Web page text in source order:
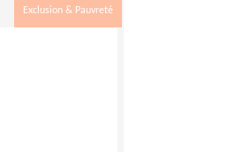
Exclusion & Pauvreté